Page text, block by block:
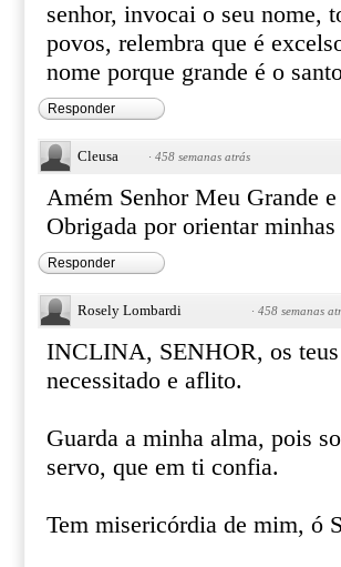
senhor, invocai o seu nome,
povos, relembra que é
nome porque grande é o
Responder
Cleusa · 458 semanas atrás
Amém Senhor Meu Grande
Obrigada por orientar
Responder
Rosely Lombardi · 458 semanas
INCLINA, SENHOR, os
necessitado e aflito.
Guarda a minha alma, pois
servo, que em ti confia.
Tem misericórdia de mim, ó